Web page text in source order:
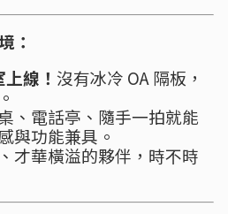
：
線！ 沒有冰冷 OA 隔板，
、電話亭、隨手一拍就能
與功能兼具。
才華橫溢的夥伴，時不時